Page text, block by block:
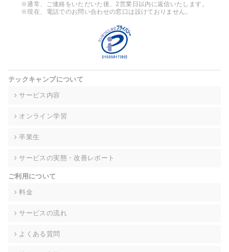
ンをとるために、氏名等の一部の情報をサービス内で使用する
チャットツールで発信することにより、本サービスの他の利用
者等に提供することがあります。
当社は事業運営上、前項利用目的の範囲に限って個人情報を外
高い委託先を選定し、個人情報の適正管理・機密保持について
個人情報の開示等(利用目的の通知、開示、内容の訂正・追加・
て、下記の当社問合わせ窓口に申し出ることができます。その
的な期間内に対応いたします。ただし、申請が本人確認が不可
により、ご希望に添えない場合があります。 なお、アクセスロ
グなどの個人情報以外の情報については、原則として開示等は
株式会社div 個人情報問合せ窓口
※通常、ご連絡をいただいた後、2営業日以内に返信いたします。
※現在、電話でのお問い合わせの窓口は設けておりません。
テックキャンプについて
サービス内容
オンライン学習
卒業生
サービスの実態・改善レポート
ご利用について
料金
サービスの流れ
よくある質問